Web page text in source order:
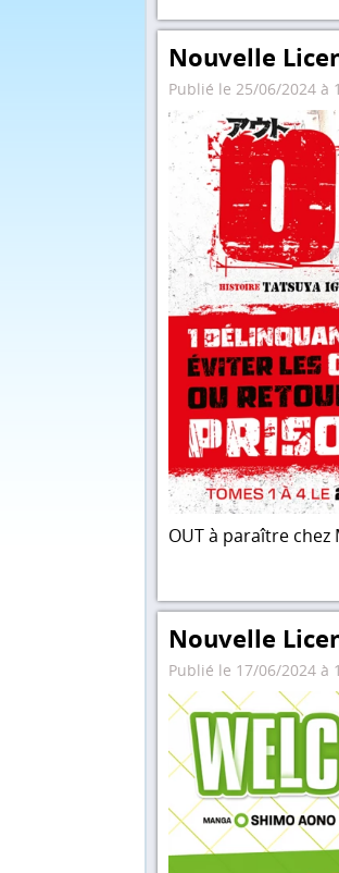
Nouvelle
Publié le 25/06/2024 à
OUT à paraître
Nouvelle
Publié le 17/06/2024 à